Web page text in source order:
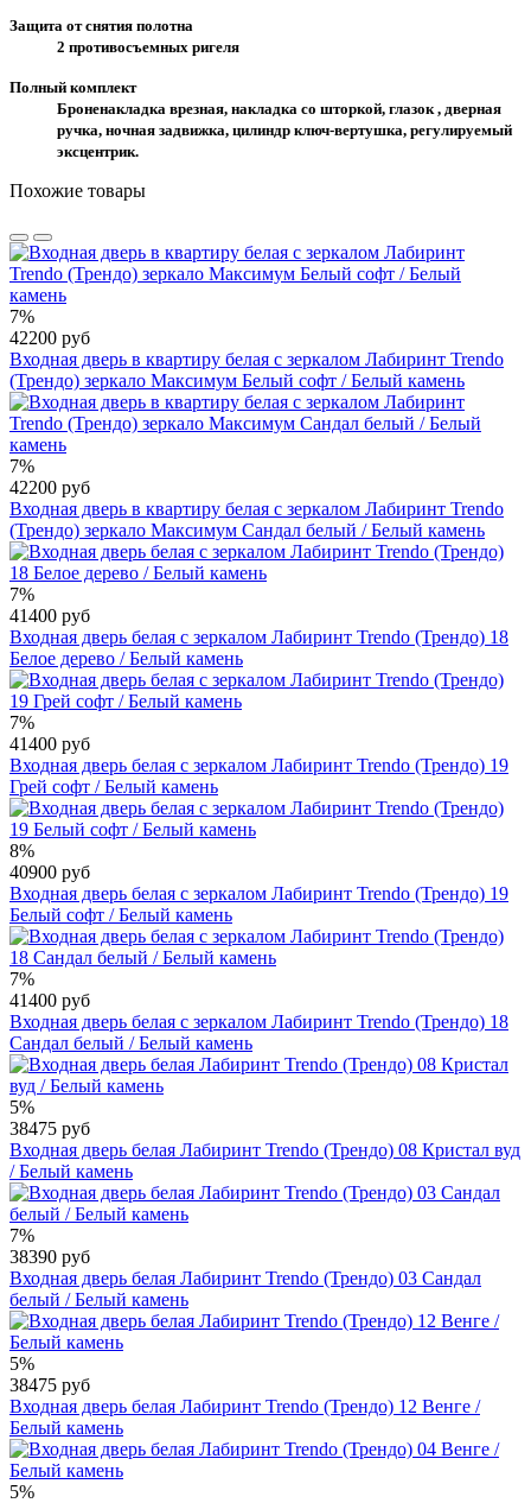
Защита от снятия полотна
2 противосъемных ригеля
Полный комплект
Броненакладка врезная, накладка со шторкой, глазок , дверная
ручка, ночная задвижка, цилиндр ключ-вертушка, регулируемый
эксцентрик.
Похожие товары
7%
42200 руб
Входная дверь в квартиру белая с зеркалом Лабиринт Trendo
(Трендо) зеркало Максимум Белый софт / Белый камень
7%
42200 руб
Входная дверь в квартиру белая с зеркалом Лабиринт Trendo
(Трендо) зеркало Максимум Сандал белый / Белый камень
7%
41400 руб
Входная дверь белая с зеркалом Лабиринт Trendo (Трендо) 18
Белое дерево / Белый камень
7%
41400 руб
Входная дверь белая с зеркалом Лабиринт Trendo (Трендо) 19
Грей софт / Белый камень
8%
40900 руб
Входная дверь белая с зеркалом Лабиринт Trendo (Трендо) 19
Белый софт / Белый камень
7%
41400 руб
Входная дверь белая с зеркалом Лабиринт Trendo (Трендо) 18
Сандал белый / Белый камень
5%
38475 руб
Входная дверь белая Лабиринт Trendo (Трендо) 08 Кристал вуд
/ Белый камень
7%
38390 руб
Входная дверь белая Лабиринт Trendo (Трендо) 03 Сандал
белый / Белый камень
5%
38475 руб
Входная дверь белая Лабиринт Trendo (Трендо) 12 Венге /
Белый камень
5%